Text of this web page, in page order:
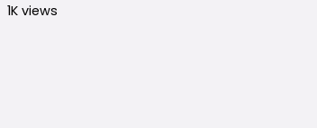
1K views